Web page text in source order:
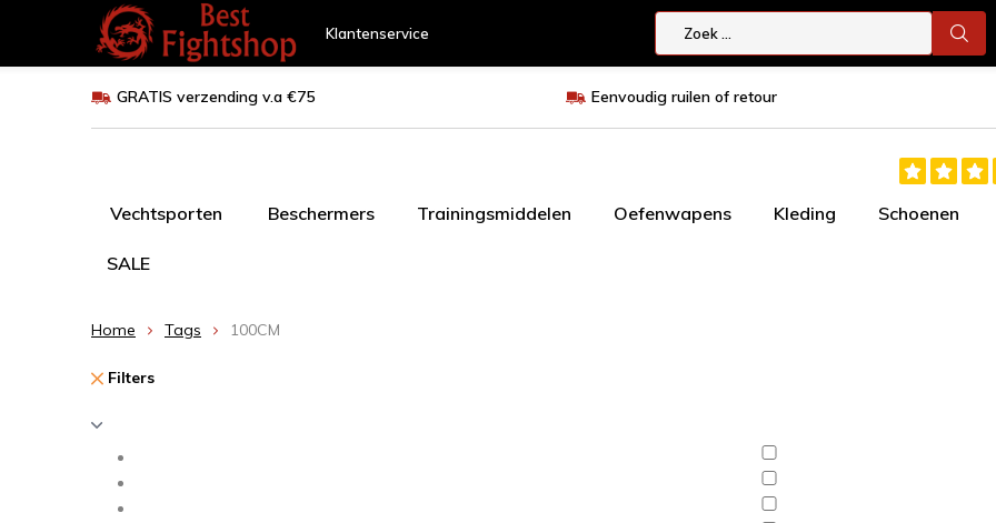
Klantenservice
GRATIS verzending v.a €75 Eenvoudig ruilen of retour
Vechtsporten Beschermers Trainingsmiddelen Oefenwapens Kleding Schoenen
SALE
Home Tags 100CM
Filters